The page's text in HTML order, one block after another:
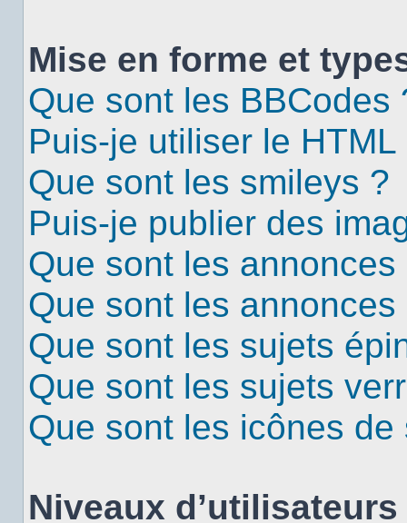
Mise en forme et
Que sont les BBCodes
Puis-je utiliser le HTML
Que sont les smileys ?
Puis-je publier des
Que sont les
Que sont les annonces
Que sont les sujets
Que sont les sujets
Que sont les icônes de
Niveaux